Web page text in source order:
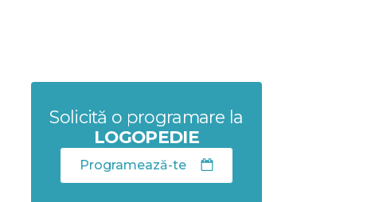
Solicită o programare la
LOGOPEDIE
Programează-te